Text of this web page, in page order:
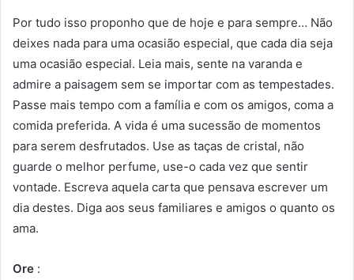
Por tudo isso proponho que de hoje e para sempre… Não
deixes nada para uma ocasião especial, que cada dia seja
uma ocasião especial. Leia mais, sente na varanda e
admire a paisagem sem se importar com as tempestades.
Passe mais tempo com a família e com os amigos, coma a
comida preferida. A vida é uma sucessão de momentos
para serem desfrutados. Use as taças de cristal, não
guarde o melhor perfume, use-o cada vez que sentir
vontade. Escreva aquela carta que pensava escrever um
dia destes. Diga aos seus familiares e amigos o quanto os
ama.
Ore :